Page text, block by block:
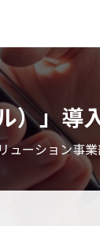
」導
ーション事